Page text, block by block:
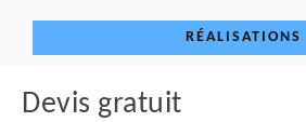
RÉALISATIONS
Devis gratuit